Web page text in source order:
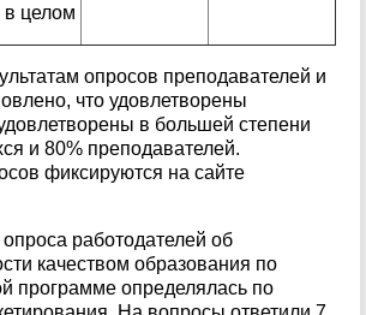
в целом
опросов преподавателей и
что удовлетворены
в большей степени
и 80% преподавателей.
фиксируются на сайте
работодателей об
качеством образования по
программе определялась по